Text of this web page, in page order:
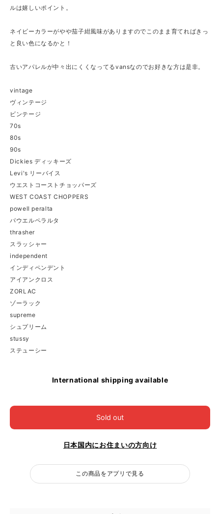
ルは嬉しいポイント。
ネイビーカラーがやや茄子紺風味がありますのでこのまま育てればきっ
と良い色になるかと！
古いアパレルが中々出にくくなってるvansなのでお好きな方は是非。
vintage
ヴィンテージ
ビンテージ
70s
80s
90s
Dickies ディッキーズ
Levi's リーバイス
ウエストコーストチョッパーズ
WEST COAST CHOPPERS
powell peralta
パウエルペラルタ
thrasher
スラッシャー
independent
インディペンデント
アイアンクロス
ZORLAC
ゾーラック
supreme
シュプリーム
stussy
ステューシー
International shipping available
Sold out
日本国内にお住まいの方向け
この商品をアプリで見る